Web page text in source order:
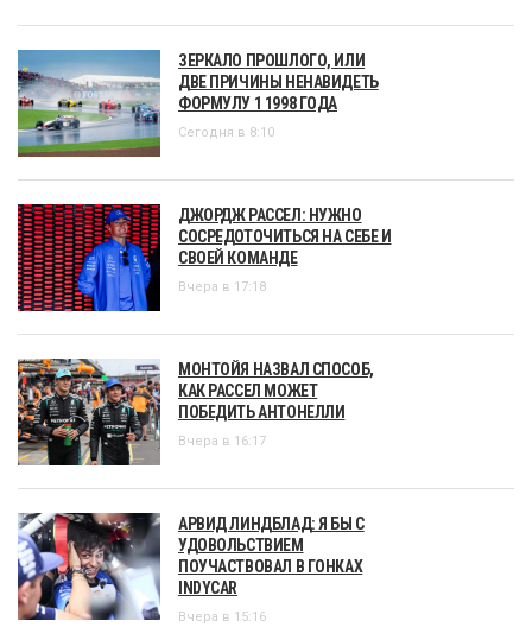
ЗЕРКАЛО ПРОШЛОГО, ИЛИ
ДВЕ ПРИЧИНЫ НЕНАВИДЕТЬ
ФОРМУЛУ 1 1998 ГОДА
Сегодня в 8:10
ДЖОРДЖ РАССЕЛ: НУЖНО
СОСРЕДОТОЧИТЬСЯ НА СЕБЕ И
СВОЕЙ КОМАНДЕ
Вчера в 17:18
МОНТОЙЯ НАЗВАЛ СПОСОБ,
КАК РАССЕЛ МОЖЕТ
ПОБЕДИТЬ АНТОНЕЛЛИ
Вчера в 16:17
АРВИД ЛИНДБЛАД: Я БЫ С
УДОВОЛЬСТВИЕМ
ПОУЧАСТВОВАЛ В ГОНКАХ
INDYCAR
Вчера в 15:16